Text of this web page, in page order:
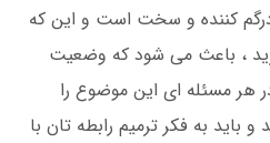
کننده و سخت است و این که
، باعث می شود که وضعیت
هر مسئله ای این موضوع را
به فکر ترمیم رابطه تان با